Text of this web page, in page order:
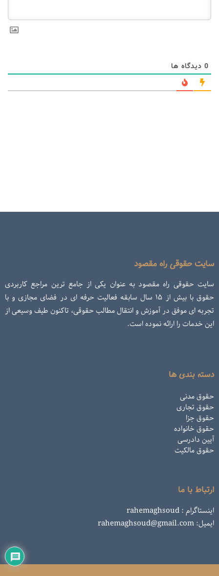
0 دیدگاه ها
سایت حقوقی راه مقصود
سایت حقوقی راه مقصود به عنوان یکی از جامع ترین مراجع کاربردی
حقوق با بیش از ۱۵ سال سابقه فعالیت حرفه ای در فضای مجازی و با
تجربه ای موفق در آموزش و انتقال مطالب حقوقی، تاکنون طیف وسیعی از
این خدمات را ارائه نموده است.
دسته بندی ها
حقوق مدنی
حقوق تجاری
حقوق جزا
حقوق خانواده
آیین دادرسی
حقوق مالکیت
ارتباط با ما
اینستاگرام : rahemaghsoud
ایمیل: rahemaghsoud@gmail.com